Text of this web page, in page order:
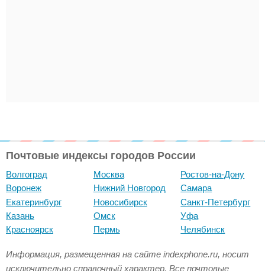
Почтовые индексы городов России
Волгоград
Воронеж
Екатеринбург
Казань
Красноярск
Москва
Нижний Новгород
Новосибирск
Омск
Пермь
Ростов-на-Дону
Самара
Санкт-Петербург
Уфа
Челябинск
Информация, размещенная на сайте indexphone.ru, носит
исключительно справочный характер. Все почтовые